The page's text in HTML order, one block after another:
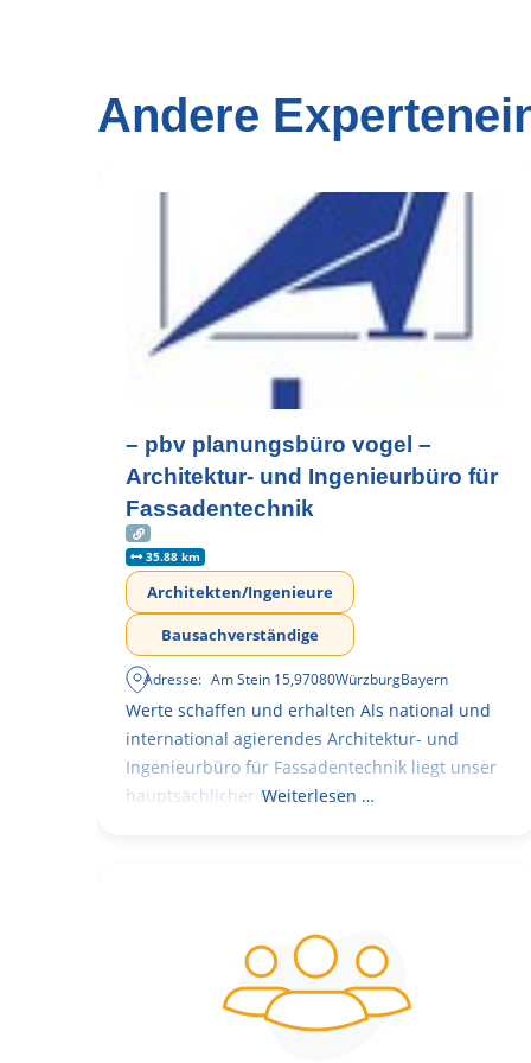
Andere
– pbv planungsbüro vogel –
Architektur- und Ingenieurbüro für
Fassadentechnik
35.88 km
Architekten/Ingenieure
Bausachverständige
Adresse: Am Stein 15,97080WürzburgBayern
Werte schaffen und erhalten Als national und
international agierendes Architektur- und
Ingenieurbüro für Fassadentechnik liegt unser
hauptsächlicher Fokus in der
Weiterlesen …